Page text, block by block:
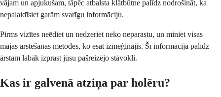
vājam un apjukušam, tāpēc atbalsta klātbūtne palīdz nodrošināt, ka
nepalaidīsiet garām svarīgu informāciju.
Pirms vizītes neēdiet un nedzeriet neko neparastu, un miniet visas
mājas ārstēšanas metodes, ko esat izmēģinājis. Šī informācija palīdz
ārstam labāk izprast jūsu pašreizējo stāvokli.
Kas ir galvenā atziņa par holēru?